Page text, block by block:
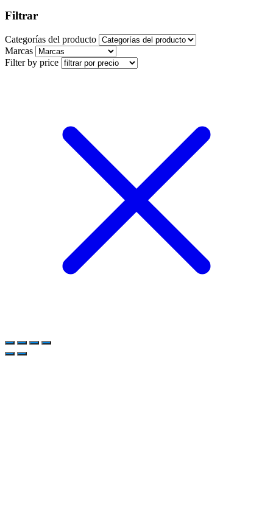
Filtrar
Categorías del producto
Marcas
Filter by price